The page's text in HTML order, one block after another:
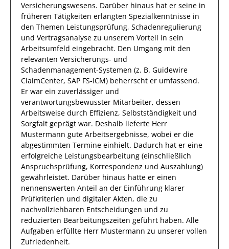
Versicherungswesens. Darüber hinaus hat er seine in
früheren Tätigkeiten erlangten Spezialkenntnisse in
den Themen Leistungsprüfung, Schadenregulierung
und Vertragsanalyse zu unserem Vorteil in sein
Arbeitsumfeld eingebracht. Den Umgang mit den
relevanten Versicherungs‑ und
Schadenmanagement‑Systemen (z. B. Guidewire
ClaimCenter, SAP FS‑ICM) beherrscht er umfassend.
Er war ein zuverlässiger und
verantwortungsbewusster Mitarbeiter, dessen
Arbeitsweise durch Effizienz, Selbstständigkeit und
Sorgfalt geprägt war. Deshalb lieferte Herr
Mustermann gute Arbeitsergebnisse, wobei er die
abgestimmten Termine einhielt. Dadurch hat er eine
erfolgreiche Leistungsbearbeitung (einschließlich
Anspruchsprüfung, Korrespondenz und Auszahlung)
gewährleistet. Darüber hinaus hatte er einen
nennenswerten Anteil an der Einführung klarer
Prüfkriterien und digitaler Akten, die zu
nachvollziehbaren Entscheidungen und zu
reduzierten Bearbeitungszeiten geführt haben. Alle
Aufgaben erfüllte Herr Mustermann zu unserer vollen
Zufriedenheit.